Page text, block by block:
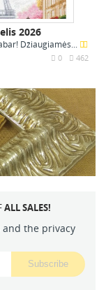
2026
Džiaugiamės...
462
0
ALL SALES!
the privacy